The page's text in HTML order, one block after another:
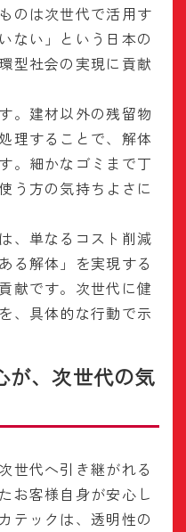
のは次世代で活用す
ない」という日本の
型社会の実現に貢献
。建材以外の残留物
理することで、解体
。細かなゴミまで丁
う方の気持ちよさに
、単なるコスト削減
る解体」を実現する
献です。次世代に健
、具体的な行動で示
が、次世代の気
世代へ引き継がれる
お客様自身が安心し
テックは、透明性の